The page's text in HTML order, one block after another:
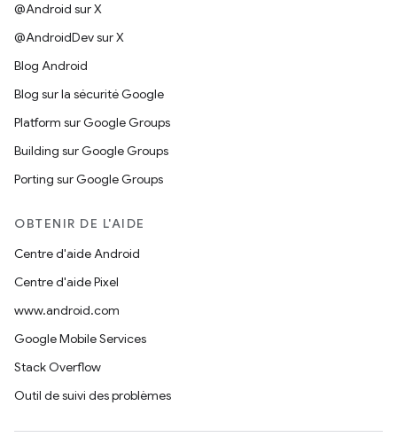
@Android sur X
@AndroidDev sur X
Blog Android
Blog sur la sécurité Google
Platform sur Google Groups
Building sur Google Groups
Porting sur Google Groups
OBTENIR DE L'AIDE
Centre d'aide Android
Centre d'aide Pixel
www.android.com
Google Mobile Services
Stack Overflow
Outil de suivi des problèmes